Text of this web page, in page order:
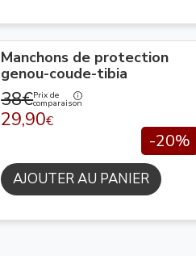
Manchons de protection
genou-coude-tibia
38€Prix de
comparaison
29,90€
-20%
AJOUTER AU PANIER